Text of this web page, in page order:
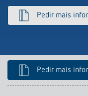
Pedir mais
Pedir mais